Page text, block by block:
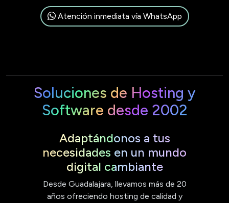
Atención inmediata vía WhatsApp
Soluciones de Hosting y
Software desde 2002
Adaptándonos a tus
necesidades en un mundo
digital cambiante
Desde Guadalajara, llevamos más de 20
años ofreciendo hosting de calidad y